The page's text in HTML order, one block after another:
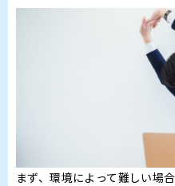
まず、環境によって難しい場